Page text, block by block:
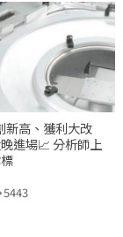
新高、獲利大改
進場📈 分析師上
5443